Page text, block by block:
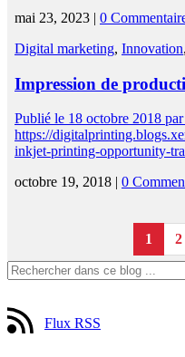
mai 23, 2023 | 0
Digital marketing, Innovation,
Impression de
Publié le 18 octobre 2018
https://
inkjet-printing-opportunity-
octobre 19, 2018 | 0
1 2
Flux RSS